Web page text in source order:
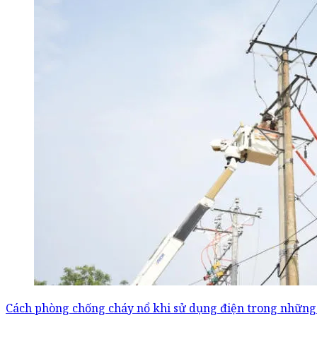
Cách phòng chống cháy nổ khi sử dụng điện trong